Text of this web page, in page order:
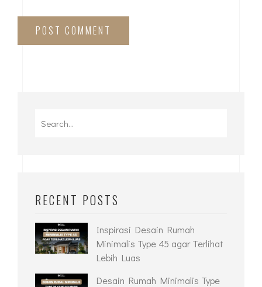
POST COMMENT
RECENT POSTS
Inspirasi Desain Rumah
Minimalis Type 45 agar Terlihat
Lebih Luas
Desain Rumah Minimalis Type